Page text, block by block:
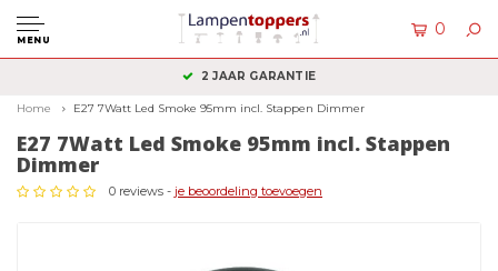
MENU
0
KLANTENSERVICE: +31 (0)36 2340050
Home E27 7Watt Led Smoke 95mm incl. Stappen Dimmer
E27 7Watt Led Smoke 95mm incl. Stappen
Dimmer
0 reviews - je beoordeling toevoegen